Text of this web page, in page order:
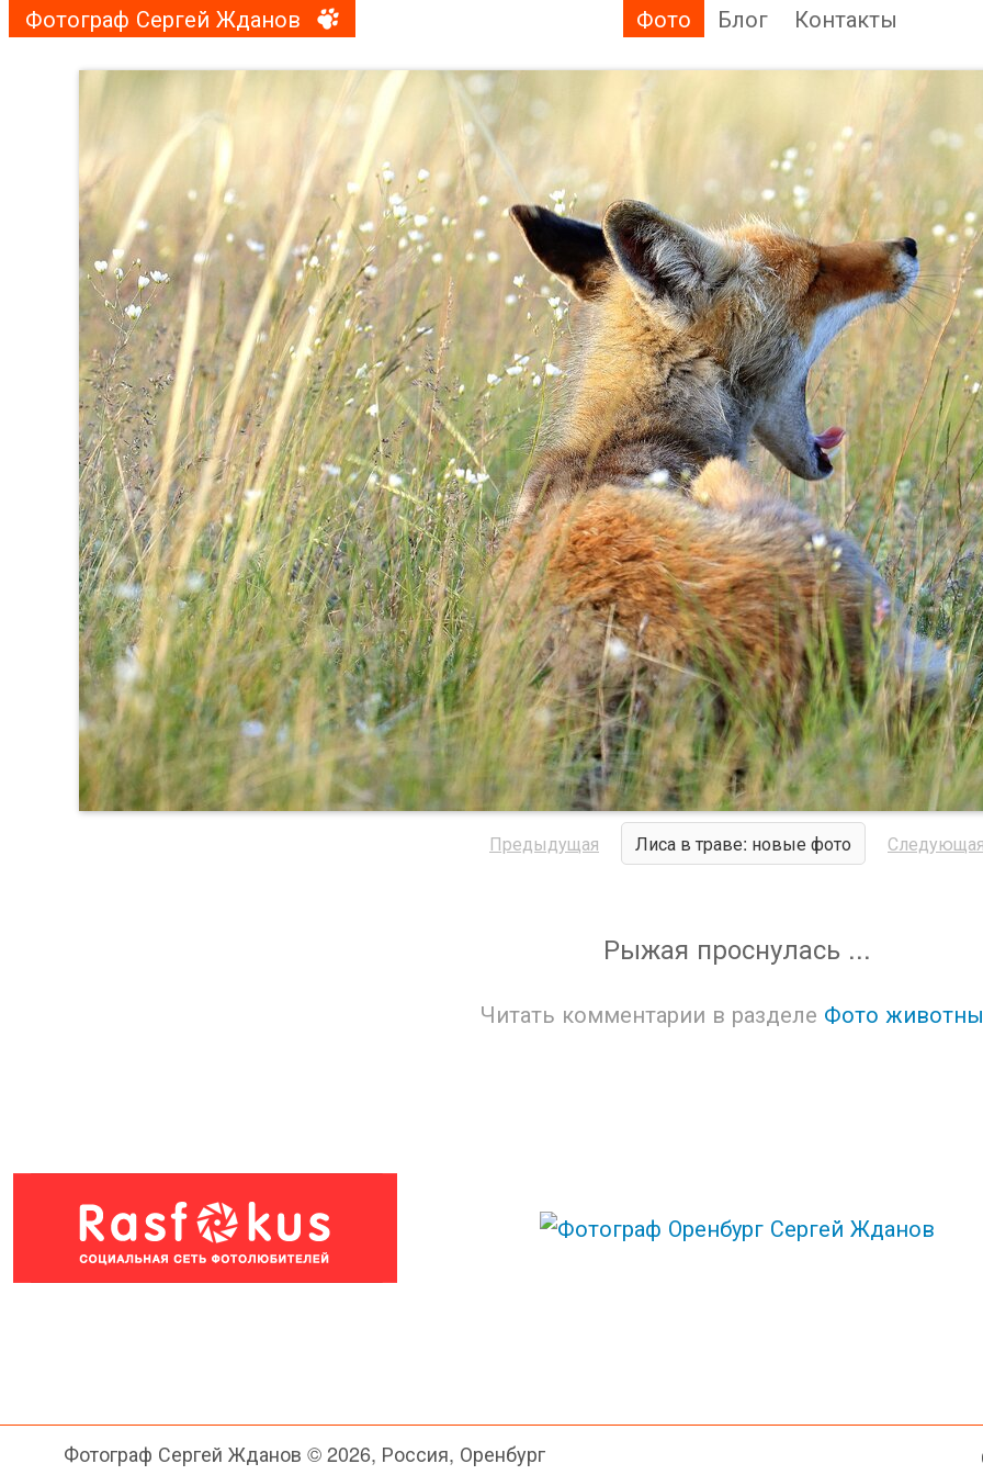
Фотограф Сергей Жданов Фото Блог Контакты
Предыдущая Лиса в траве: новые фото
Рыжая проснулась ...
Читать комментарии в разделе Фото
Фотограф Сергей Жданов © 2026, Россия, Оренбург